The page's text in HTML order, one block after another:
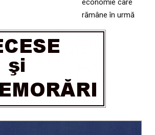
economie care
rămâne în urmă